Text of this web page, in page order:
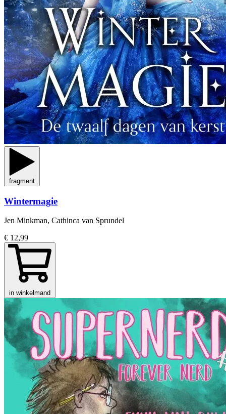
fragment
Wintermagie
Jen Minkman, Cathinca van Sprundel
€ 12,99
in winkelmand